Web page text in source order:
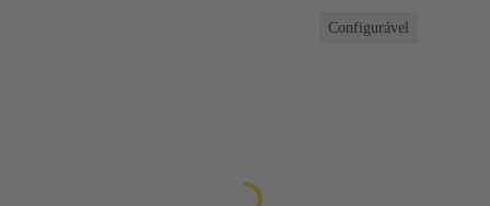
Configurável